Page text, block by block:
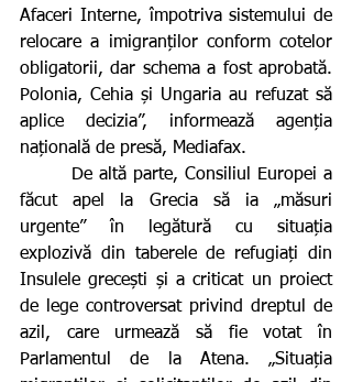
Afaceri Interne, împotriva sistemului de
relocare a imigranților conform cotelor
obligatorii, dar schema a fost aprobată.
Polonia, Cehia și Ungaria au refuzat să
aplice decizia”, informează agenția
națională de presă, Mediafax.
făcut apel la Grecia să ia „măsuri
urgente” în legătură cu situația
explozivă din taberele de refugiați din
Insulele grecești și a criticat un proiect
de lege controversat privind dreptul de
azil, care urmează să fie votat în
Parlamentul de la Atena. „Situația